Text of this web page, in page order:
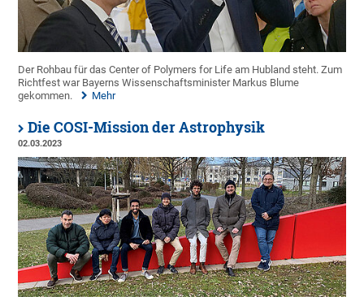
Der Rohbau für das Center of Polymers for Life am Hubland steht. Zum
Richtfest war Bayerns Wissenschaftsminister Markus Blume
gekommen.
Mehr
Die COSI-Mission der Astrophysik
02.03.2023